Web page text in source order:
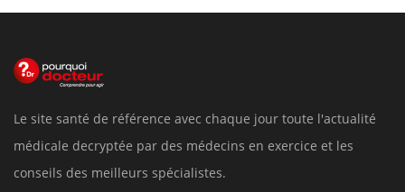
Le site santé de référence avec chaque jour toute l'actualité
médicale decryptée par des médecins en exercice et les
conseils des meilleurs spécialistes.